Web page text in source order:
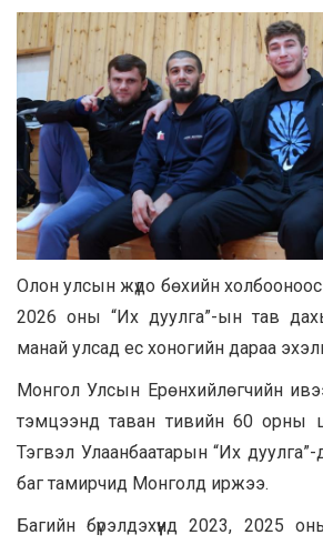
Олон улсын жүдо бөхийн
2026 оны “Их дуулга”-ын тав
манай улсад ес хоногийн дараа
Монгол Улсын Ерөнхийлөгчийн
тэмцээнд таван тивийн 60 орны
Тэгвэл Улаанбаатарын “Их
баг тамирчид Монголд иржээ.
Багийн бүрэлдэхүүнд 2023, 2025